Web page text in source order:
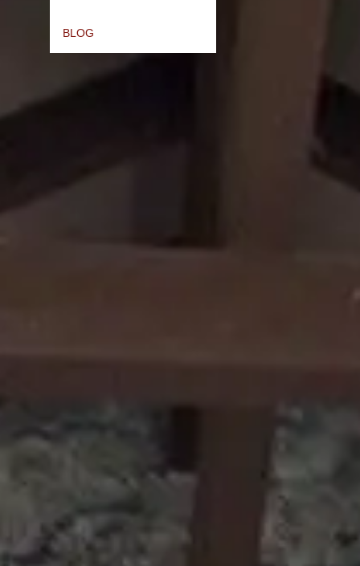
BLOG